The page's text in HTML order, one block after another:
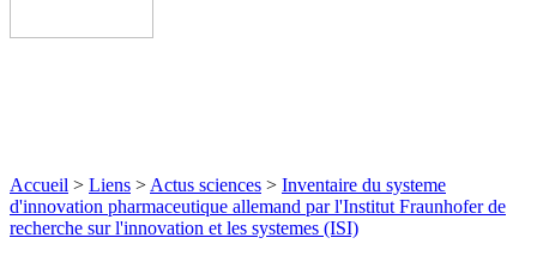
Accueil > Liens > Actus sciences > Inventaire du systeme
d'innovation pharmaceutique allemand par l'Institut Fraunhofer de
recherche sur l'innovation et les systemes (ISI)